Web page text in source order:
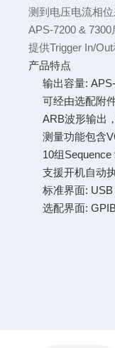
测到电压电流相
APS-7200 &
提供Trigger In/
产品特点
输出容量:
可经由选配附
ARB波形输出
测量功能包含
10组
支援开机自动
标准界面:
选配界面: